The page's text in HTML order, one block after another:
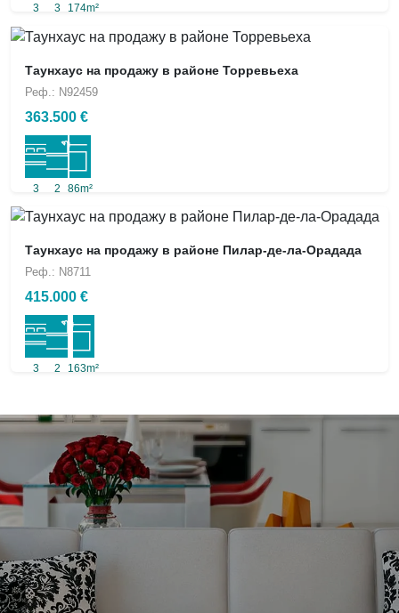
3 3 174m²
Таунхаус на продажу в районе Торревьеха
Реф.: N92459
363.500 €
3 2 86m²
Таунхаус на продажу в районе Пилар-де-ла-Орадада
Реф.: N8711
415.000 €
3 2 163m²